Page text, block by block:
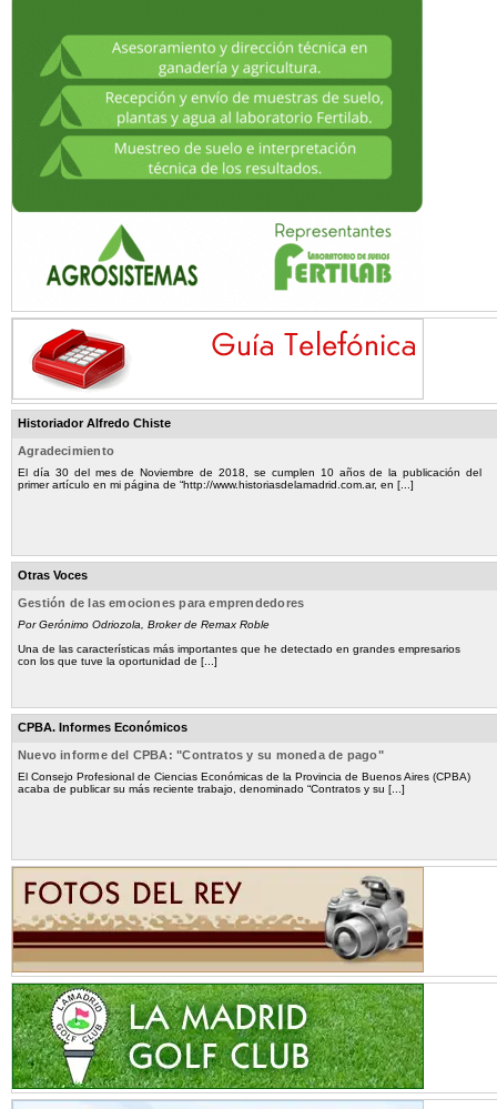
Historiador Alfredo Chiste
Agradecimiento
El día 30 del mes de Noviembre de 2018, se cumplen 10 años de la publicación del
primer artículo en mi página de “http://www.historiasdelamadrid.com.ar, en [...]
Otras Voces
Gestión de las emociones para emprendedores
Por Gerónimo Odriozola, Broker de Remax Roble
Una de las características más importantes que he detectado en grandes empresarios
con los que tuve la oportunidad de [...]
CPBA. Informes Económicos
Nuevo informe del CPBA: "Contratos y su moneda de pago"
El Consejo Profesional de Ciencias Económicas de la Provincia de Buenos Aires (CPBA)
acaba de publicar su más reciente trabajo, denominado “Contratos y su [...]